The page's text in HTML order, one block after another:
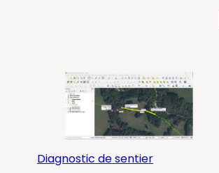
Diagnostic de sentier